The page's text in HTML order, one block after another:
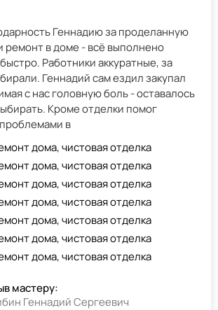
Геннадию за проделанную
ремонт в доме - всё выполнено
Работники аккуратные, за
Геннадий сам ездил закупал
с нас головную боль - оставалось
Кроме отделки помог
в
мастеру:
Геннадий Сергеевич